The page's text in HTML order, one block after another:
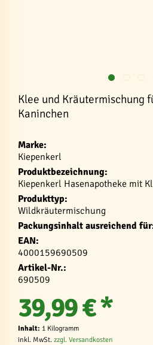
Klee und Kräutermischung
Kaninchen
Marke:
Kiepenkerl
Produktbezeichnung:
Kiepenkerl Hasenapotheke mit
Produkttyp:
Wildkräutermischung
Packungsinhalt ausreichend
EAN:
4000159690509
Artikel-Nr.:
690509
39,99 € *
Inhalt: 1 Kilogramm
inkl. MwSt. zzgl. Versandkosten